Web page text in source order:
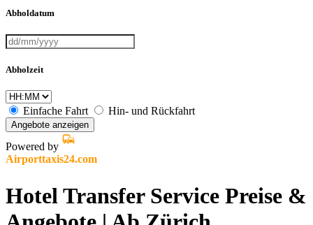
Abholdatum
Abholzeit
Einfache Fahrt Hin- und Rückfahrt
Angebote anzeigen
Powered by
Airporttaxis24.com
Hotel Transfer Service Preise &